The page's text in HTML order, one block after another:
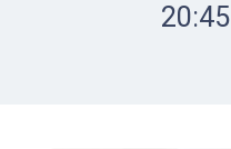
20:45